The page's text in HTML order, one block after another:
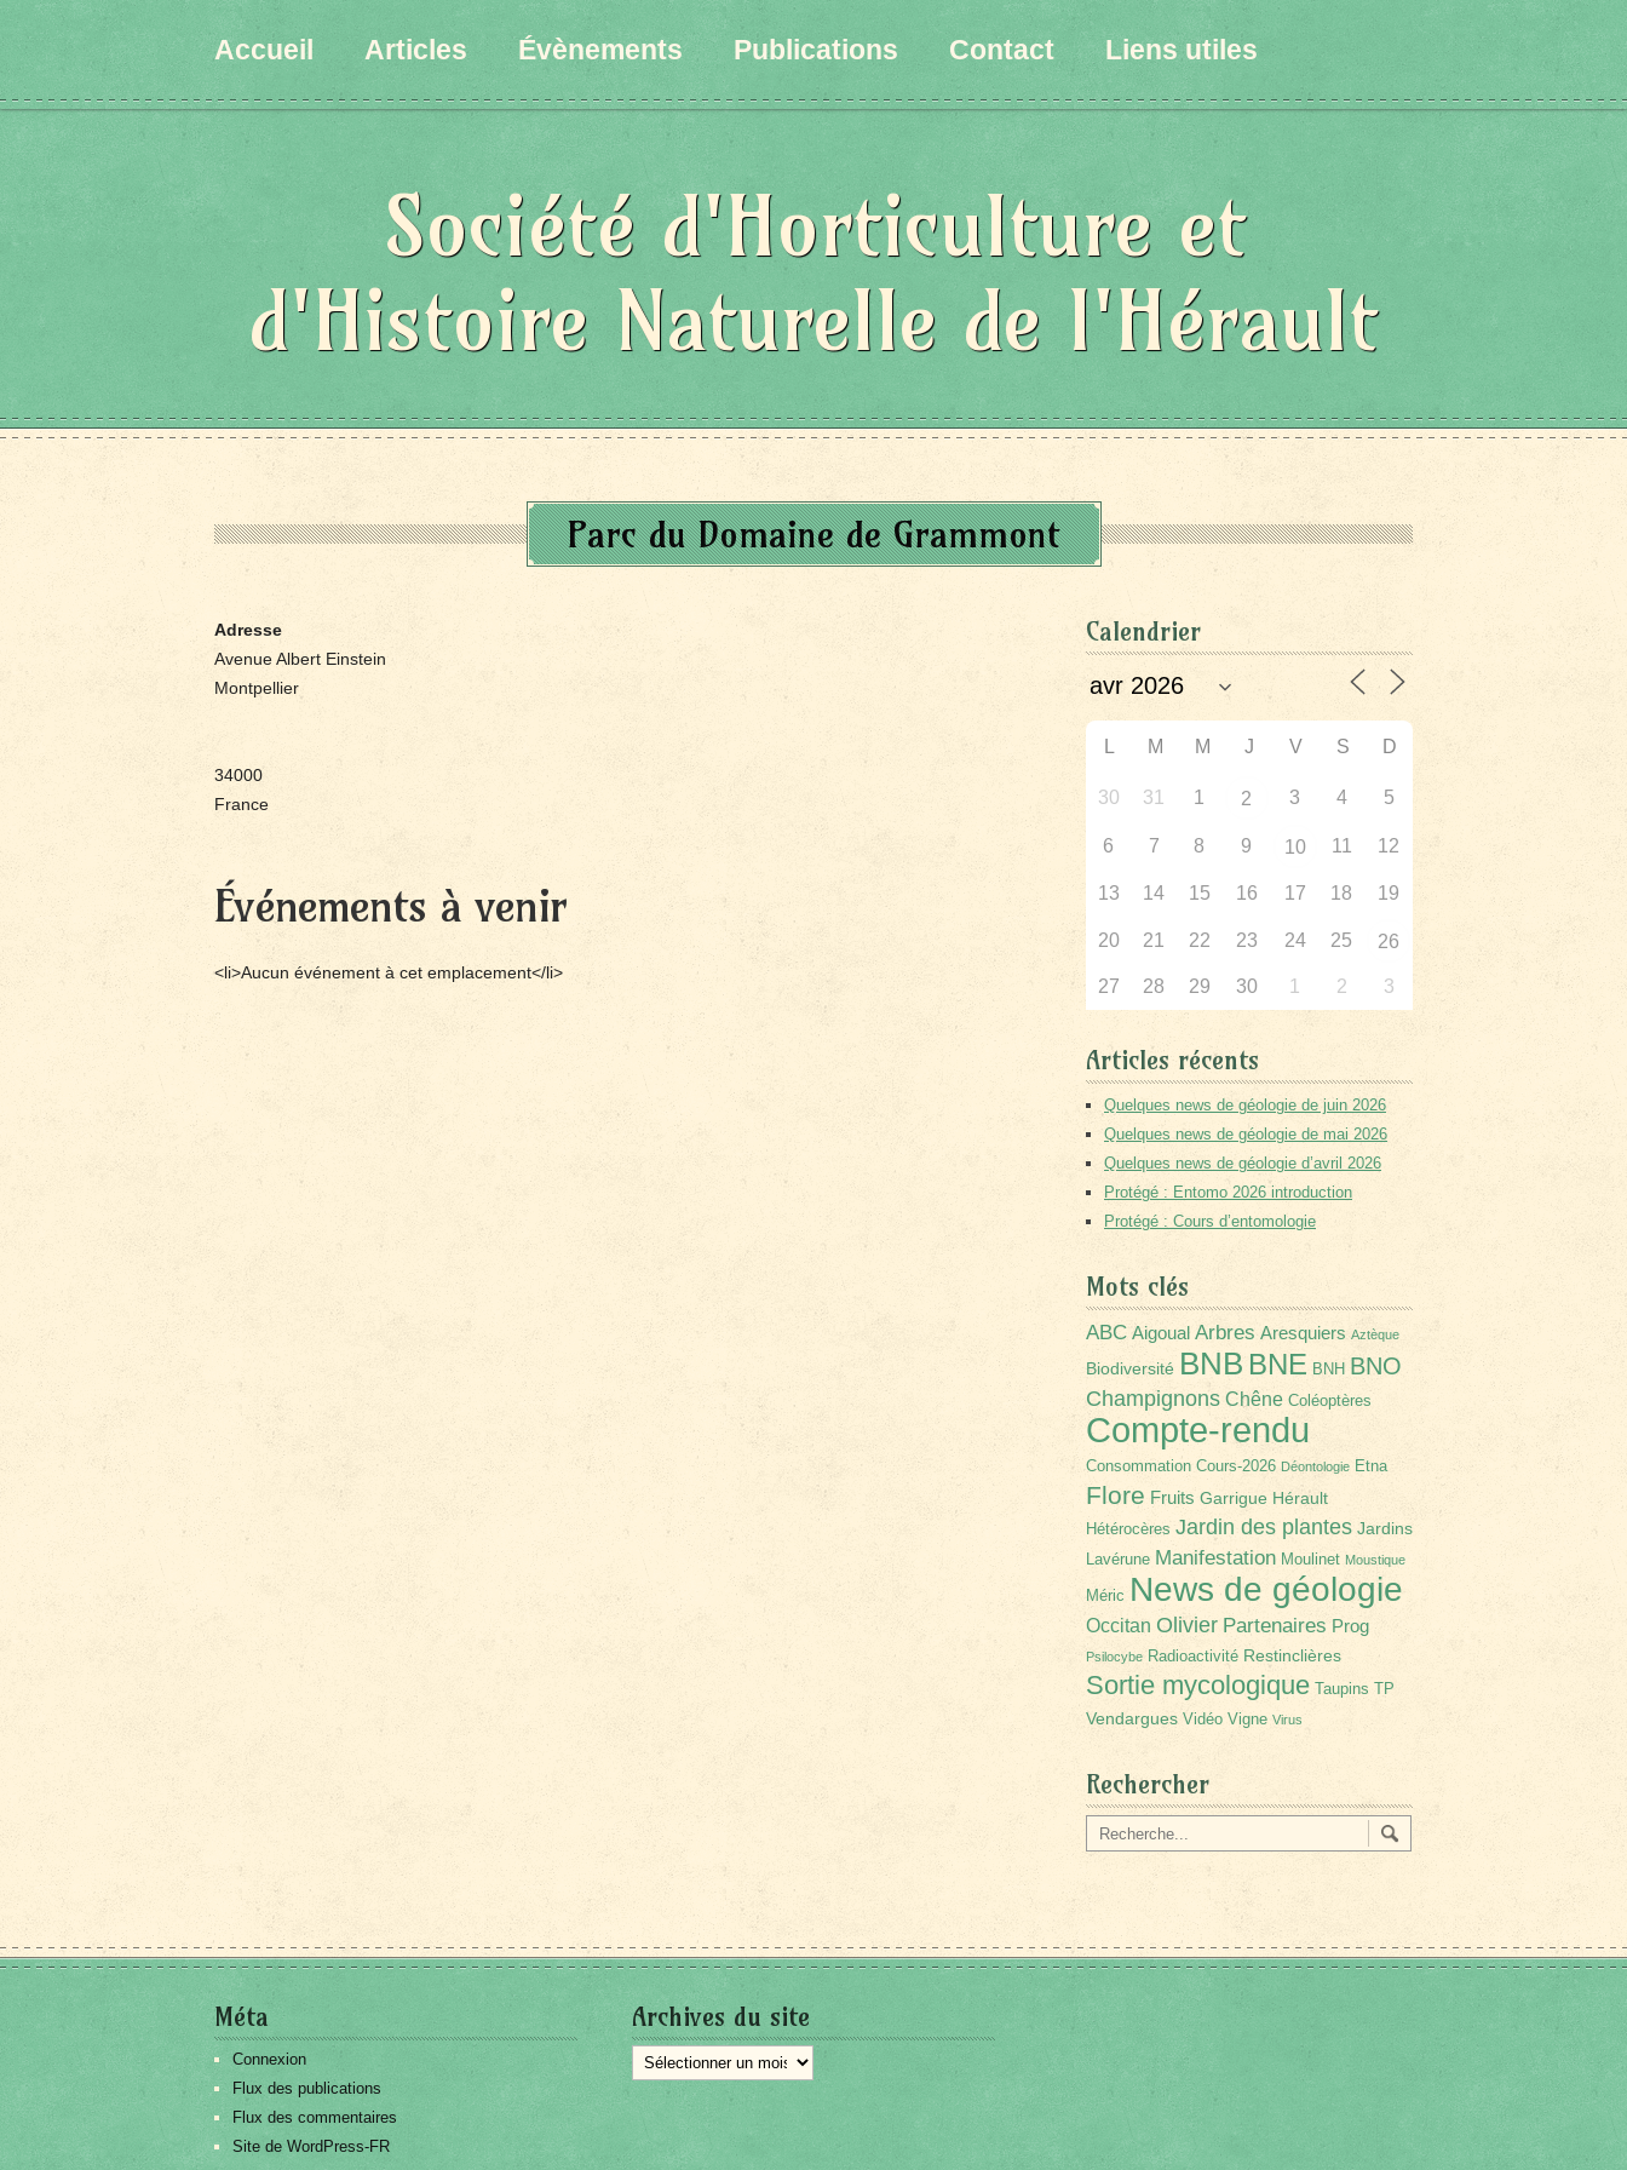
Accueil Articles Évènements Publications Contact Liens utiles
Société d'Horticulture et
d'Histoire Naturelle de l'Hérault
Parc du Domaine de Grammont
Adresse
Avenue Albert Einstein
Montpellier
34000
France
Événements à venir
<li>Aucun événement à cet emplacement</li>
Calendrier
L M M J V S D
30 31 1 2 3 4 5
6 7 8 9 10 11 12
13 14 15 16 17 18 19
20 21 22 23 24 25 26
27 28 29 30 1 2 3
Articles récents
Quelques news de géologie de juin 2026
Quelques news de géologie de mai 2026
Quelques news de géologie d’avril 2026
Protégé : Entomo 2026 introduction
Protégé : Cours d’entomologie
Mots clés
ABC Aigoual Arbres Aresquiers Aztèque
Biodiversité BNB BNE BNH BNO
Champignons Chêne Coléoptères
Compte-rendu
Consommation Cours-2026 Déontologie Etna
Flore Fruits Garrigue Hérault
Hétérocères Jardin des plantes Jardins
Lavérune Manifestation Moulinet Moustique
Méric News de géologie
Occitan Olivier Partenaires Prog
Psilocybe Radioactivité Restinclières
Sortie mycologique Taupins TP
Vendargues Vidéo Vigne Virus
Rechercher
Méta
Connexion
Flux des publications
Flux des commentaires
Site de WordPress-FR
Archives du site
Archives
du